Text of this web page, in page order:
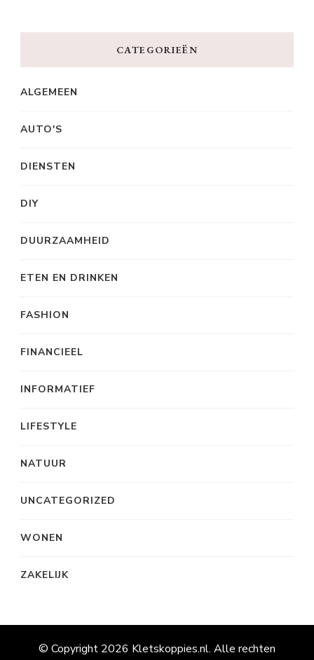
CATEGORIEËN
ALGEMEEN
AUTO'S
DIENSTEN
DIY
DUURZAAMHEID
ETEN EN DRINKEN
FASHION
FINANCIEEL
INFORMATIEF
LIFESTYLE
NATUUR
UNCATEGORIZED
WONEN
ZAKELIJK
© Copyright 2026 Kletskoppies.nl. Alle rechten